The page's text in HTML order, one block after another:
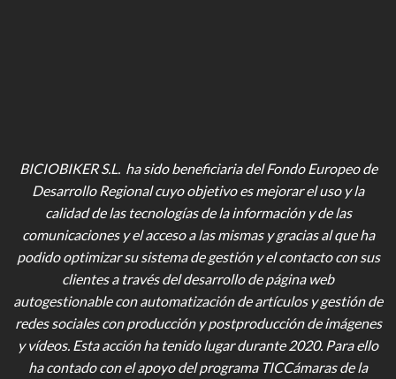
BICIOBIKER S.L. ha sido beneficiaria del Fondo Europeo de
Desarrollo Regional cuyo objetivo es mejorar el uso y la
calidad de las tecnologías de la información y de las
comunicaciones y el acceso a las mismas y gracias al que ha
podido optimizar su sistema de gestión y el contacto con sus
clientes a través del desarrollo de página web
autogestionable con automatización de artículos y gestión de
redes sociales con producción y postproducción de imágenes
y vídeos. Esta acción ha tenido lugar durante 2020. Para ello
ha contado con el apoyo del programa TICCámaras de la